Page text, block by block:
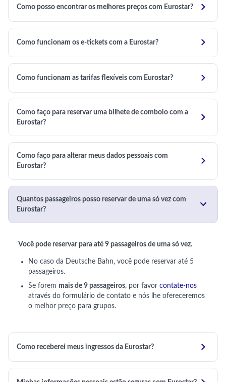
Como posso encontrar os melhores preços com Eurostar? 
Como funcionam os e-tickets com a Eurostar? 
Como funcionam as tarifas flexíveis com Eurostar? 
Como faço para reservar uma bilhete de comboio com a
Eurostar?

Como faço para alterar meus dados pessoais com
Eurostar?

Quantos passageiros posso reservar de uma só vez com
Eurostar?

Você pode reservar para até 9 passageiros de uma só vez.
No caso da Deutsche Bahn, você pode reservar até 5
passageiros.
Se forem mais de 9 passageiros, por favor contate-nos
através do formulário de contato e nós lhe ofereceremos
o melhor preço para grupos.
Como receberei meus ingressos da Eurostar? 